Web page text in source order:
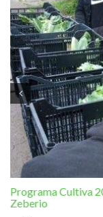
Programa Cultiva
Zeberio